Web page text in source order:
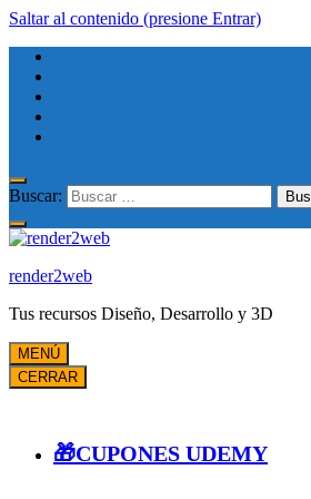
Saltar al contenido (presione Entrar)
Buscar:
render2web
Tus recursos Diseño, Desarrollo y 3D
MENÚ
CERRAR
🎁CUPONES UDEMY